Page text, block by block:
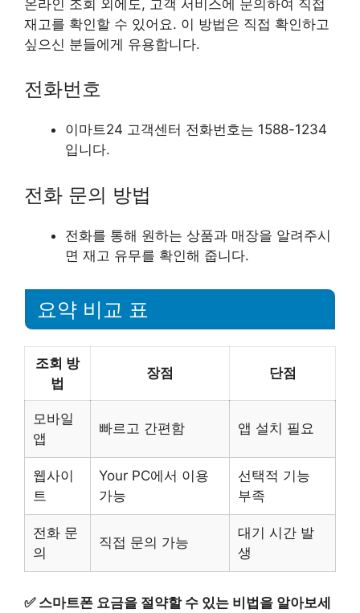
온라인 조회 외에도, 고객 서비스에 문의하여 직접
재고를 확인할 수 있어요. 이 방법은 직접 확인하고
싶으신 분들에게 유용합니다.
전화번호
이마트24 고객센터 전화번호는 1588-1234
입니다.
전화 문의 방법
전화를 통해 원하는 상품과 매장을 알려주시
면 재고 유무를 확인해 줍니다.
요약 비교 표
조회 방
법
장점 단점
모바일
앱
빠르고 간편함 앱 설치 필요
웹사이
트
Your PC에서 이용
가능
선택적 기능
부족
전화 문
의
직접 문의 가능
대기 시간 발
생
✅ 스마트폰 요금을 절약할 수 있는 비법을 알아보세